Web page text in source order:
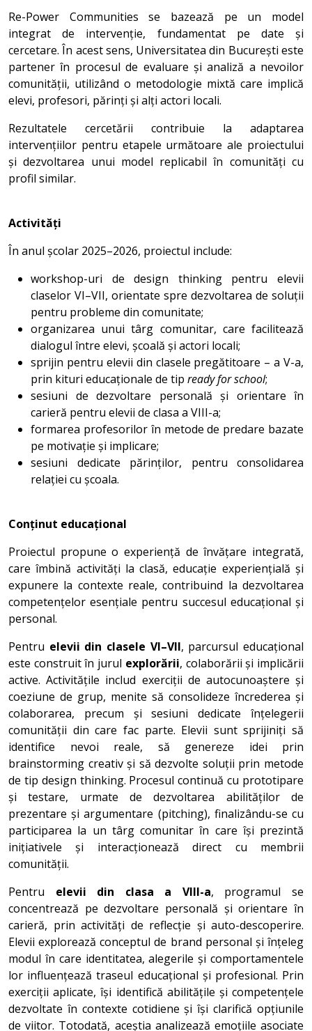
Re-Power Communities se bazează pe un model
integrat de intervenție, fundamentat pe date și
cercetare. În acest sens, Universitatea din București este
partener în procesul de evaluare și analiză a nevoilor
comunității, utilizând o metodologie mixtă care implică
elevi, profesori, părinți și alți actori locali.
Rezultatele cercetării contribuie la adaptarea
intervențiilor pentru etapele următoare ale proiectului
și dezvoltarea unui model replicabil în comunități cu
profil similar.
Activități
În anul școlar 2025–2026, proiectul include:
workshop-uri de design thinking pentru elevii
claselor VI–VII, orientate spre dezvoltarea de soluții
pentru probleme din comunitate;
organizarea unui târg comunitar, care facilitează
dialogul între elevi, școală și actori locali;
sprijin pentru elevii din clasele pregătitoare – a V-a,
prin kituri educaționale de tip ready for school;
sesiuni de dezvoltare personală și orientare în
carieră pentru elevii de clasa a VIII-a;
formarea profesorilor în metode de predare bazate
pe motivație și implicare;
sesiuni dedicate părinților, pentru consolidarea
relației cu școala.
Conținut educațional
Proiectul propune o experiență de învățare integrată,
care îmbină activități la clasă, educație experiențială și
expunere la contexte reale, contribuind la dezvoltarea
competențelor esențiale pentru succesul educațional și
personal.
Pentru elevii din clasele VI–VII, parcursul educațional
este construit în jurul explorării, colaborării și implicării
active. Activitățile includ exerciții de autocunoaștere și
coeziune de grup, menite să consolideze încrederea și
colaborarea, precum și sesiuni dedicate înțelegerii
comunității din care fac parte. Elevii sunt sprijiniți să
identifice nevoi reale, să genereze idei prin
brainstorming creativ și să dezvolte soluții prin metode
de tip design thinking. Procesul continuă cu prototipare
și testare, urmate de dezvoltarea abilităților de
prezentare și argumentare (pitching), finalizându-se cu
participarea la un târg comunitar în care își prezintă
inițiativele și interacționează direct cu membrii
comunității.
Pentru elevii din clasa a VIII-a, programul se
concentrează pe dezvoltare personală și orientare în
carieră, prin activități de reflecție și auto-descoperire.
Elevii explorează conceptul de brand personal și înțeleg
modul în care identitatea, alegerile și comportamentele
lor influențează traseul educațional și profesional. Prin
exerciții aplicate, își identifică abilitățile și competențele
dezvoltate în contexte cotidiene și își clarifică opțiunile
de viitor. Totodată, aceștia analizează emoțiile asociate